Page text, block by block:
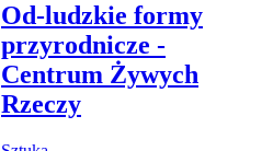
Od-ludzkie formy
przyrodnicze -
Centrum Żywych
Rzeczy